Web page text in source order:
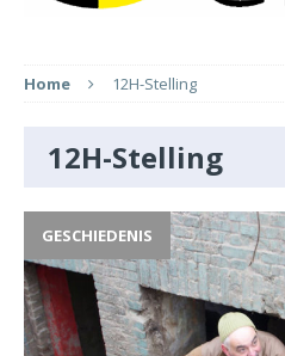
Home 12H-Stelling
12H-Stelling
GESCHIEDENIS